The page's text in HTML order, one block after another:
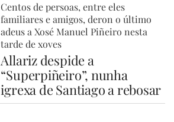
Centos de persoas, entre eles
familiares e amigos, deron o último
adeus a Xosé Manuel Piñeiro nesta
tarde de xoves
Allariz despide a
“Superpiñeiro”, nunha
igrexa de Santiago a rebosar